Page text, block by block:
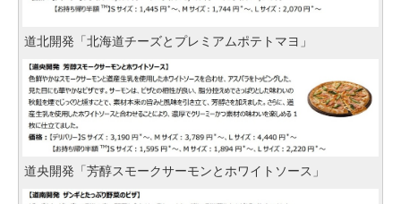
道北開発「北海道チーズとプレミアムポテトマヨ」
道央開発「芳醇スモークサーモンとホワイトソース」